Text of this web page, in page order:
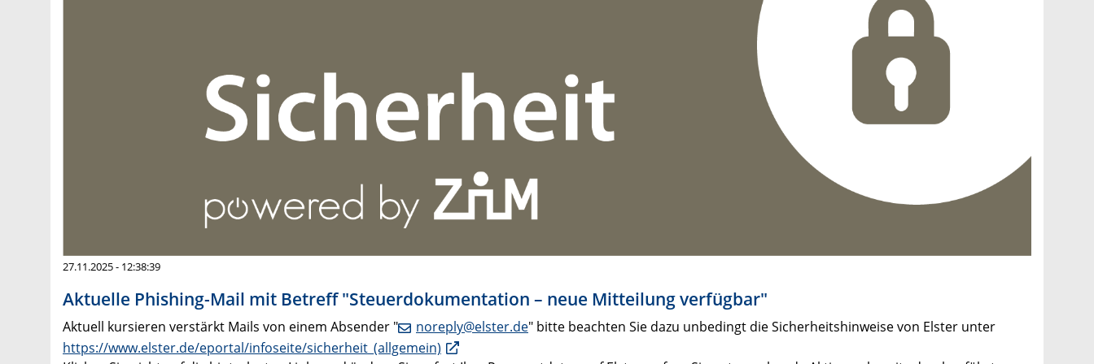
27.11.2025 - 12:38:39
Aktuelle Phishing-Mail mit Betreff "Steuerdokumentation – neue Mitteilung verfügbar"
Aktuell kursieren verstärkt Mails von einem Absender " noreply@elster.de" bitte beachten Sie dazu unbedingt die Sicherheitshinweise von Elster unter
https://www.elster.de/eportal/infoseite/sicherheit_(allgemein)